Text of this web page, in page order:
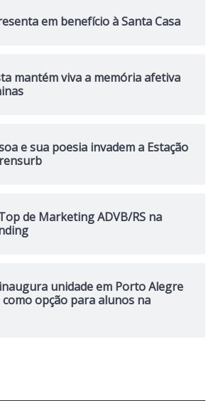
em benefício à Santa Casa
mantém viva a memória afetiva
e sua poesia invadem a Estação
de Marketing ADVB/RS na
unidade em Porto Alegre
como opção para alunos na